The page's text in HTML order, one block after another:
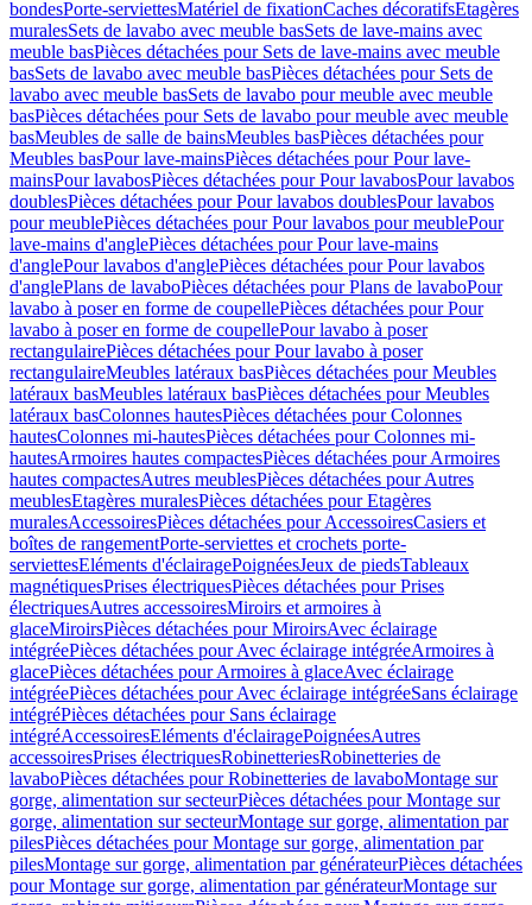
bondesPorte-serviettesMatériel de fixationCaches décoratifsEtagères
muralesSets de lavabo avec meuble basSets de lave-mains avec
meuble basPièces détachées pour Sets de lave-mains avec meuble
basSets de lavabo avec meuble basPièces détachées pour Sets de
lavabo avec meuble basSets de lavabo pour meuble avec meuble
basPièces détachées pour Sets de lavabo pour meuble avec meuble
basMeubles de salle de bainsMeubles basPièces détachées pour
Meubles basPour lave-mainsPièces détachées pour Pour lave-
mainsPour lavabosPièces détachées pour Pour lavabosPour lavabos
doublesPièces détachées pour Pour lavabos doublesPour lavabos
pour meublePièces détachées pour Pour lavabos pour meublePour
lave-mains d'anglePièces détachées pour Pour lave-mains
d'anglePour lavabos d'anglePièces détachées pour Pour lavabos
d'anglePlans de lavaboPièces détachées pour Plans de lavaboPour
lavabo à poser en forme de coupellePièces détachées pour Pour
lavabo à poser en forme de coupellePour lavabo à poser
rectangulairePièces détachées pour Pour lavabo à poser
rectangulaireMeubles latéraux basPièces détachées pour Meubles
latéraux basMeubles latéraux basPièces détachées pour Meubles
latéraux basColonnes hautesPièces détachées pour Colonnes
hautesColonnes mi-hautesPièces détachées pour Colonnes mi-
hautesArmoires hautes compactesPièces détachées pour Armoires
hautes compactesAutres meublesPièces détachées pour Autres
meublesEtagères muralesPièces détachées pour Etagères
muralesAccessoiresPièces détachées pour AccessoiresCasiers et
boîtes de rangementPorte-serviettes et crochets porte-
serviettesEléments d'éclairagePoignéesJeux de piedsTableaux
magnétiquesPrises électriquesPièces détachées pour Prises
électriquesAutres accessoiresMiroirs et armoires à
glaceMiroirsPièces détachées pour MiroirsAvec éclairage
intégréePièces détachées pour Avec éclairage intégréeArmoires à
glacePièces détachées pour Armoires à glaceAvec éclairage
intégréePièces détachées pour Avec éclairage intégréeSans éclairage
intégréPièces détachées pour Sans éclairage
intégréAccessoiresEléments d'éclairagePoignéesAutres
accessoiresPrises électriquesRobinetteriesRobinetteries de
lavaboPièces détachées pour Robinetteries de lavaboMontage sur
gorge, alimentation sur secteurPièces détachées pour Montage sur
gorge, alimentation sur secteurMontage sur gorge, alimentation par
pilesPièces détachées pour Montage sur gorge, alimentation par
pilesMontage sur gorge, alimentation par générateurPièces détachées
pour Montage sur gorge, alimentation par générateurMontage sur